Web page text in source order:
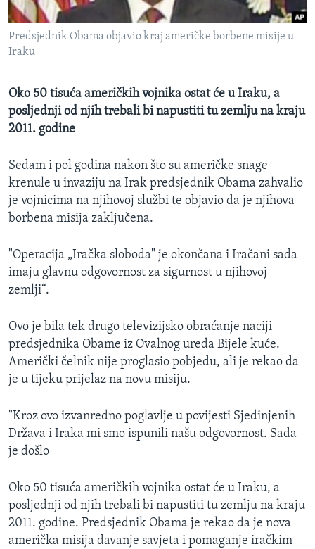
MAGAZIN
O GLASU AMERIKE
PRATITE NAS
Jezici
Predsjednik Obama objavio kraj američke borbene misije u
Iraku
Oko 50 tisuća američkih vojnika ostat će u Iraku, a
posljednji od njih trebali bi napustiti tu zemlju na kraju
2011. godine
Sedam i pol godina nakon što su američke snage
krenule u invaziju na Irak predsjednik Obama zahvalio
je vojnicima na njihovoj službi te objavio da je njihova
borbena misija zaključena.
"Operacija „Iračka sloboda" je okončana i Iračani sada
imaju glavnu odgovornost za sigurnost u njihovoj
zemlji“.
Ovo je bila tek drugo televizijsko obraćanje naciji
predsjednika Obame iz Ovalnog ureda Bijele kuće.
Američki čelnik nije proglasio pobjedu, ali je rekao da
je u tijeku prijelaz na novu misiju.
"Kroz ovo izvanredno poglavlje u povijesti Sjedinjenih
Država i Iraka mi smo ispunili našu odgovornost. Sada
je došlo
Oko 50 tisuća američkih vojnika ostat će u Iraku, a
posljednji od njih trebali bi napustiti tu zemlju na kraju
2011. godine. Predsjednik Obama je rekao da je nova
američka misija davanje savjeta i pomaganje iračkim